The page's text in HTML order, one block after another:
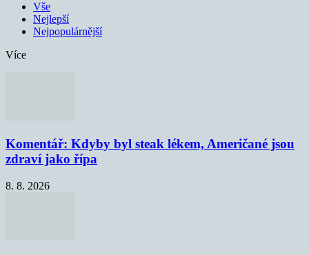
Vše
Nejlepší
Nejpopulárnější
Více
Komentář: Kdyby byl steak lékem, Američané jsou
zdraví jako řípa
8. 8. 2026